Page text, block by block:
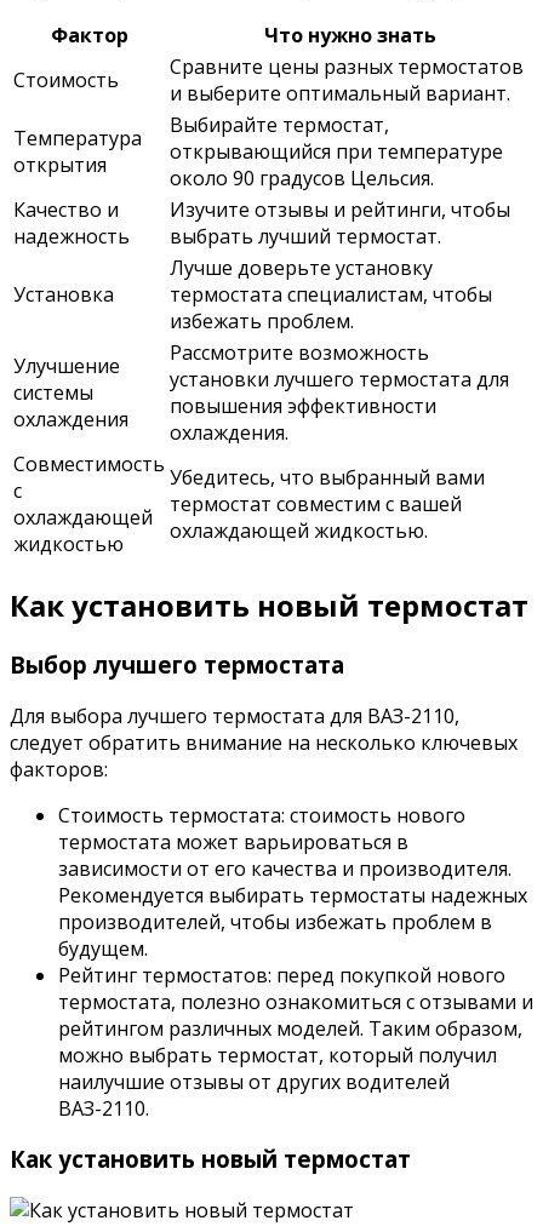
Фактор
Что нужно знать
Стоимость
Сравните цены разных термостатов
и выберите оптимальный вариант.
Температура
открытия
Выбирайте термостат,
открывающийся при температуре
около 90 градусов Цельсия.
Качество и
надежность
Изучите отзывы и рейтинги, чтобы
выбрать лучший термостат.
Установка
Лучше доверьте установку
термостата специалистам, чтобы
избежать проблем.
Улучшение
системы
охлаждения
Рассмотрите возможность
установки лучшего термостата для
повышения эффективности
охлаждения.
Совместимость
с
охлаждающей
жидкостью
Убедитесь, что выбранный вами
термостат совместим с вашей
охлаждающей жидкостью.
Как установить новый термостат
Выбор лучшего термостата
Для выбора лучшего термостата для ВАЗ-2110,
следует обратить внимание на несколько ключевых
факторов:
Стоимость термостата: стоимость нового
термостата может варьироваться в
зависимости от его качества и производителя.
Рекомендуется выбирать термостаты надежных
производителей, чтобы избежать проблем в
будущем.
Рейтинг термостатов: перед покупкой нового
термостата, полезно ознакомиться с отзывами и
рейтингом различных моделей. Таким образом,
можно выбрать термостат, который получил
наилучшие отзывы от других водителей
ВАЗ-2110.
Как установить новый термостат